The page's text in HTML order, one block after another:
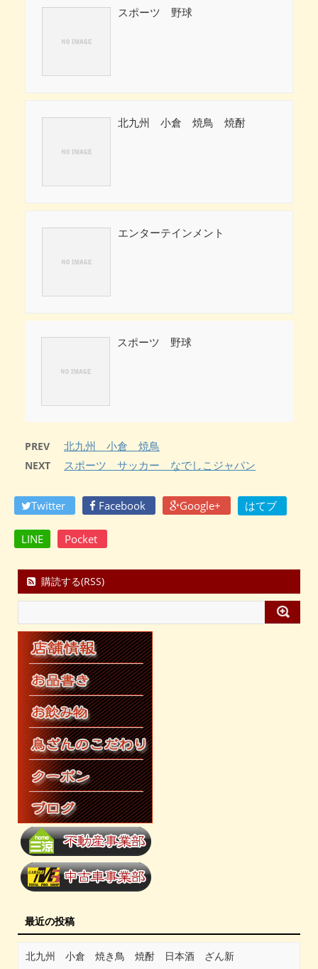
スポーツ 野球
北九州 小倉 焼鳥 焼酎
エンターテインメント
スポーツ 野球
PREV 北九州 小倉 焼鳥
NEXT スポーツ サッカー なでしこジャパン
Twitter Facebook Google+ はてブ
LINE Pocket
購読する(RSS)
最近の投稿
北九州 小倉 焼き鳥 焼酎 日本酒 ざん新